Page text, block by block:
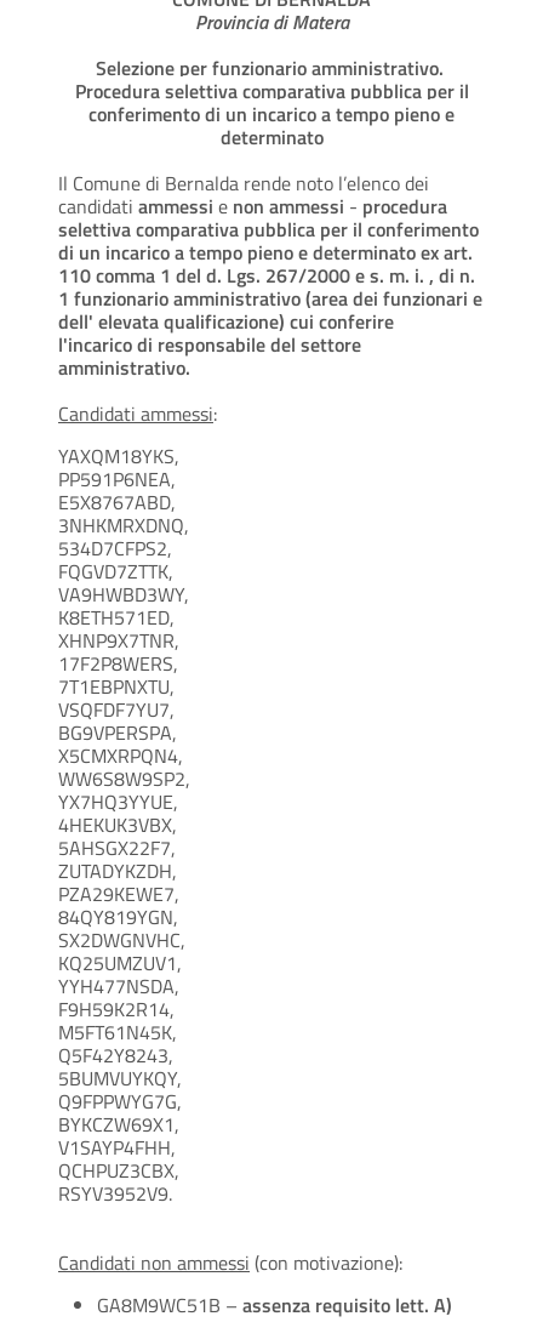
Provincia di Matera
Selezione per funzionario amministrativo.
Procedura selettiva comparativa pubblicaper il
conferimento di un incarico a tempo pieno e
determinato
Il Comune di Bernalda rende noto l’elenco dei
candidati ammessi e non ammessi - procedura
selettiva comparativa pubblica per il conferimento
di un incarico a tempo pienoe determinato ex art.
110 comma 1 del d. Lgs. 267/2000 e s. m. i. , di n.
1 funzionarioamministrativo (area dei funzionari e
dell' elevata qualificazione) cui conferire
l'incaricodi responsabile del settore
amministrativo.
Candidati ammessi:
YAXQM18YKS,
PP591P6NEA,
E5X8767ABD,
3NHKMRXDNQ,
534D7CFPS2,
FQGVD7ZTTK,
VA9HWBD3WY,
K8ETH571ED,
XHNP9X7TNR,
17F2P8WERS,
7T1EBPNXTU,
VSQFDF7YU7,
BG9VPERSPA,
X5CMXRPQN4,
WW6S8W9SP2,
YX7HQ3YYUE,
4HEKUK3VBX,
5AHSGX22F7,
ZUTADYKZDH,
PZA29KEWE7,
84QY819YGN,
SX2DWGNVHC,
KQ25UMZUV1,
YYH477NSDA,
F9H59K2R14,
M5FT61N45K,
Q5F42Y8243,
5BUMVUYKQY,
Q9FPPWYG7G,
BYKCZW69X1,
V1SAYP4FHH,
QCHPUZ3CBX,
RSYV3952V9.
Candidati non ammessi (con motivazione):
GA8M9WC51B – assenza requisito lett. A)